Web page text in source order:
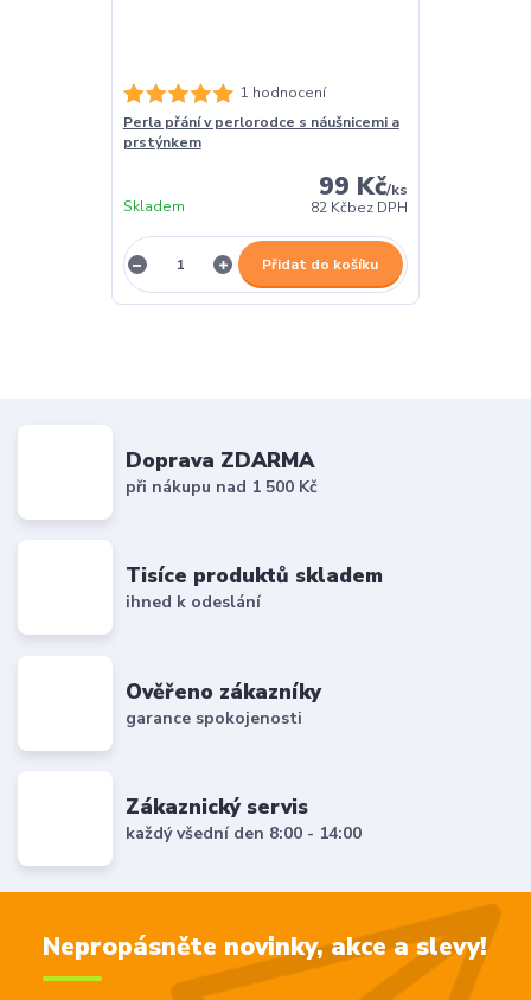
1 hodnocení
Perla přání v perlorodce s náušnicemi a
prstýnkem
99 Kč/ks
82 Kčbez DPH
Skladem
Přidat do košíku
Doprava ZDARMA
při nákupu nad 1 500 Kč
Tisíce produktů skladem
ihned k odeslání
Ověřeno zákazníky
garance spokojenosti
Zákaznický servis
každý všední den 8:00 - 14:00
Nepropásněte novinky, akce a slevy!